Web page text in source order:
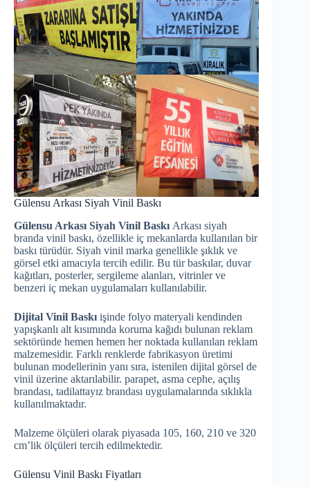
Gülensu Arkası Siyah Vinil Baskı
Gülensu Arkası Siyah Vinil Baskı Arkası siyah
branda vinil baskı, özellikle iç mekanlarda kullanılan bir
baskı türüdür. Siyah vinil marka genellikle şıklık ve
görsel etki amacıyla tercih edilir. Bu tür baskılar, duvar
kağıtları, posterler, sergileme alanları, vitrinler ve
benzeri iç mekan uygulamaları kullanılabilir.
Dijital Vinil Baskı işinde folyo materyali kendinden
yapışkanlı alt kısımında koruma kağıdı bulunan reklam
sektöründe hemen hemen her noktada kullanılan reklam
malzemesidir. Farklı renklerde fabrikasyon üretimi
bulunan modellerinin yanı sıra, istenilen dijital görsel de
vinil üzerine aktarılabilir. parapet, asma cephe, açılış
brandası, tadilattayız brandası uygulamalarında sıklıkla
kullanılmaktadır.
Malzeme ölçüleri olarak piyasada 105, 160, 210 ve 320
cm’lik ölçüleri tercih edilmektedir.
Gülensu Vinil Baskı Fiyatları